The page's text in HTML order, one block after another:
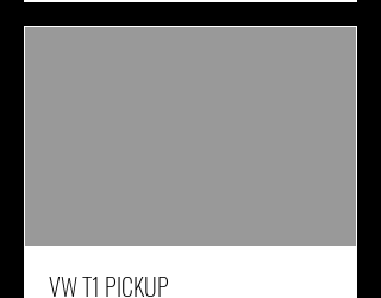
VW T1 PICKUP